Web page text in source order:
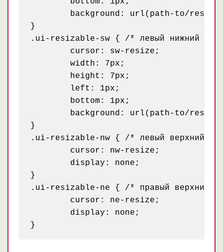
}
.ui-resizable-sw { /* левый нижний
}
.ui-resizable-nw { /* левый верхний
}
.ui-resizable-ne { /* правый верхний